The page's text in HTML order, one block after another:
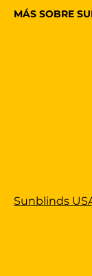
MÁS SOBRE
Sunblinds